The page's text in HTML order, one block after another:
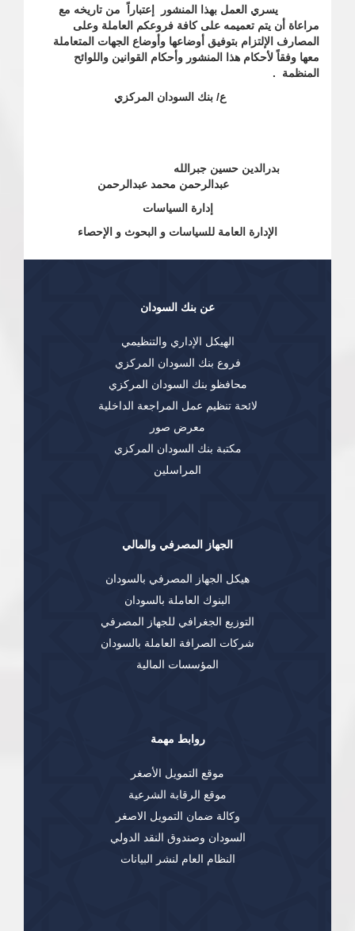
يسري العمل بهذا المنشور إعتباراً من تاريخه مع
مراعاة أن يتم تعميمه على كافة فروعكم العاملة وعلى
المصارف الإلتزام بتوفيق أوضاعها وأوضاع الجهات المتعاملة
معها وفقاً لأحكام هذا المنشور وأحكام القوانين واللوائح
المنظمة .
ع/ بنك السودان المركزي
بدرالدين حسين جبرالله
عبدالرحمن محمد عبدالرحمن
إدارة السياسات
الإدارة العامة للسياسات و البحوث و الإحصاء
عن بنك السودان
الهيكل الإداري والتنظيمي
فروع بنك السودان المركزي
محافظو بنك السودان المركزي
لائحة تنظيم عمل المراجعة الداخلية
معرض صور
مكتبة بنك السودان المركزي
المراسلين
الجهاز المصرفي والمالي
هيكل الجهاز المصرفي بالسودان
البنوك العاملة بالسودان
التوزيع الجغرافي للجهاز المصرفي
شركات الصرافة العاملة بالسودان
المؤسسات المالية
روابط مهمة
موقع التمويل الأصغر
موقع الرقابة الشرعية
وكالة ضمان التمويل الاصغر
السودان وصندوق النقد الدولي
النظام العام لنشر البيانات